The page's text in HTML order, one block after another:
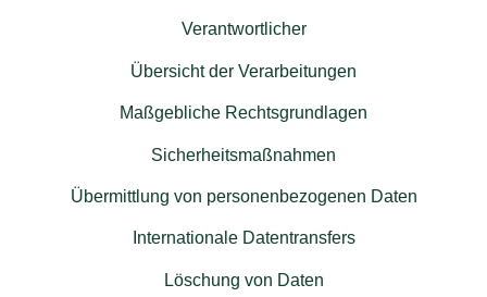
Verantwortlicher
Übersicht der Verarbeitungen
Maßgebliche Rechtsgrundlagen
Sicherheitsmaßnahmen
Übermittlung von personenbezogenen Daten
Internationale Datentransfers
Löschung von Daten